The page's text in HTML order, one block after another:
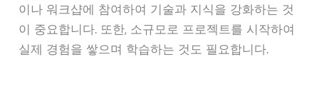
이나 워크샵에 참여하여 기술과 지식을 강화하는 것
이 중요합니다. 또한, 소규모로 프로젝트를 시작하여
실제 경험을 쌓으며 학습하는 것도 필요합니다.